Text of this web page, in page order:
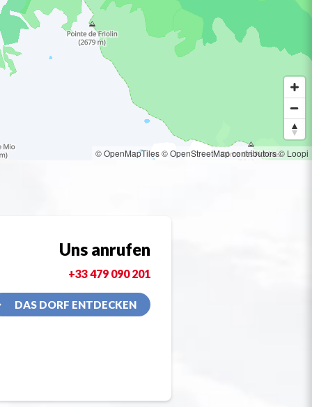
© OpenMapTiles© OpenStreetMap contributors© Loopi
Uns anrufen
+33 479 090 201
DAS DORF ENTDECKEN